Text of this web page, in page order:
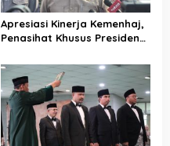
Apresiasi Kinerja Kemenhaj,
Penasihat Khusus Presiden
Penyelenggaraan Haji
Berjalan Baik